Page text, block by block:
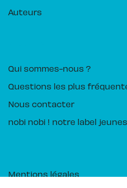
Auteurs
Qui sommes-nous ?
Questions les plus
Nous contacter
nobi nobi ! notre label
Mentions légales